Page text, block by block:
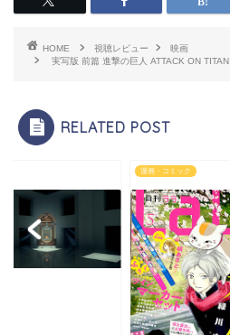
HOME 視聴レビュー
映画
実写版 前篇 進撃の巨人 ATTACK ON TITAN
RELATED POST
漫画・コミック